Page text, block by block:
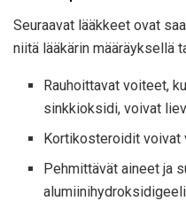
Seuraavat lääkkeet ovat
niitä lääkärin määräyksellä
Rauhoittavat voiteet,
sinkkioksidi, voivat
Kortikosteroidit voivat
Pehmittävät aineet ja